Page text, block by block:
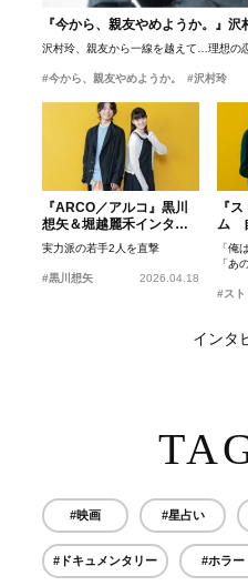
『今から、親友やめようか。』
沢村玲、親友から一線を越えて…理想の
#今から、親友やめようか。 #沢村玲
『ARCO／アルコ』黒川
想矢＆堀越麗禾インタビ
ュー
実力派の若手2人を直撃
#黒川想矢 2026.04.18
『
ム
せ
也
ー
「俺
「あ
#スト
インタ
#映画 #星占い
#ドキュメンタリー #ホラー